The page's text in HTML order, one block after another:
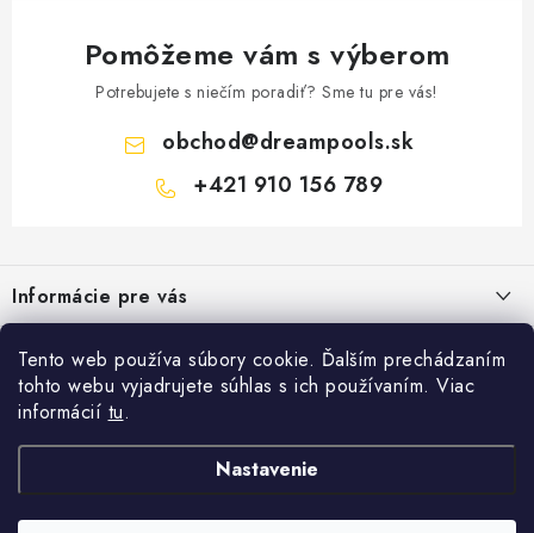
Tento web používa súbory cookie. Ďalším prechádzaním
tohto webu vyjadrujete súhlas s ich používaním. Viac
informácií tu.
Nastavenie
Pomôžeme vám s výberom
Potrebujete s niečím poradiť? Sme tu pre vás!
obchod@dreampools.sk
+421 910 156 789
p
ä
Informácie pre vás
Reklamačný poriadok
FORMULÁRE - Odstúpenie od zmluvy / reklamácia
Ako nakupovať
Facebook
Prihlásenie
Vytvoril Shoptet